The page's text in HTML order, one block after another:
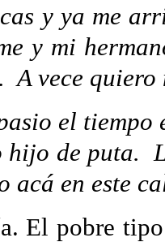
y ya me
y mi
A vece
el tiempo
hijo de puta.
acá en este
El pobre